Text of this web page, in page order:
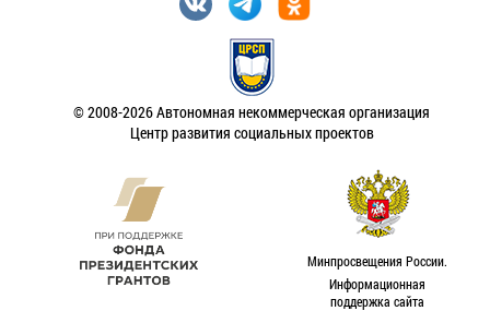
© 2008-2026 Автономная некоммерческая организация
Центр развития социальных проектов
Минпросвещения России.
Информационная
поддержка сайта